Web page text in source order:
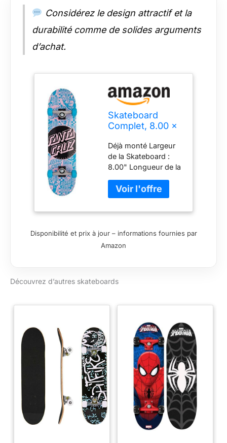
Considérez le design attractif et la
durabilité comme de solides arguments
d’achat.
Skateboard
Complet, 8.00 x
Full
Déjà monté Largeur
de la Skateboard :
8.00" Longueur de la
Prêt à l'emploi
Disponibilité et prix à jour – informations fournies par
Amazon
Découvrez d’autres skateboards